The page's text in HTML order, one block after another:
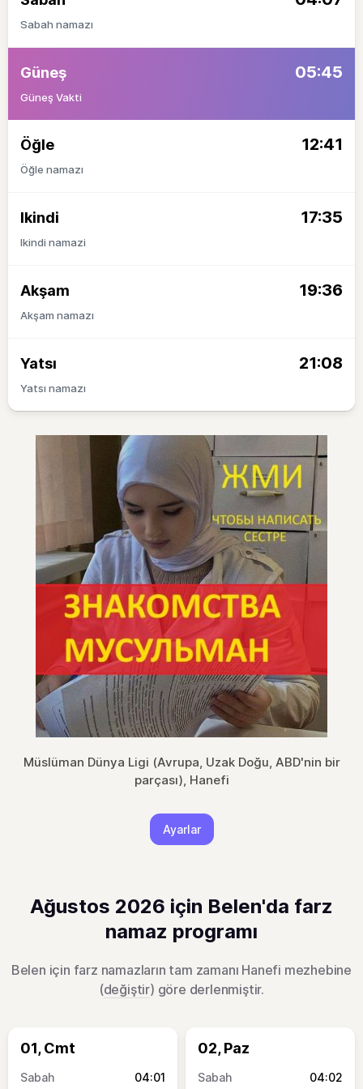
Sabah namazı
Güneş 05:45
Güneş Vakti
Öğle 12:41
Öğle namazı
Ikindi 17:35
Ikindi namazi
Akşam 19:36
Akşam namazı
Yatsı 21:08
Yatsı namazı
Müslüman Dünya Ligi (Avrupa, Uzak Doğu, ABD'nin bir
parçası), Hanefi
Ayarlar
Ağustos 2026 için Belen'da farz
namaz programı
Belen için farz namazların tam zamanı Hanefi mezhebine
(değiştir) göre derlenmiştir.
01, Cmt
04:01
02, Paz
04:02